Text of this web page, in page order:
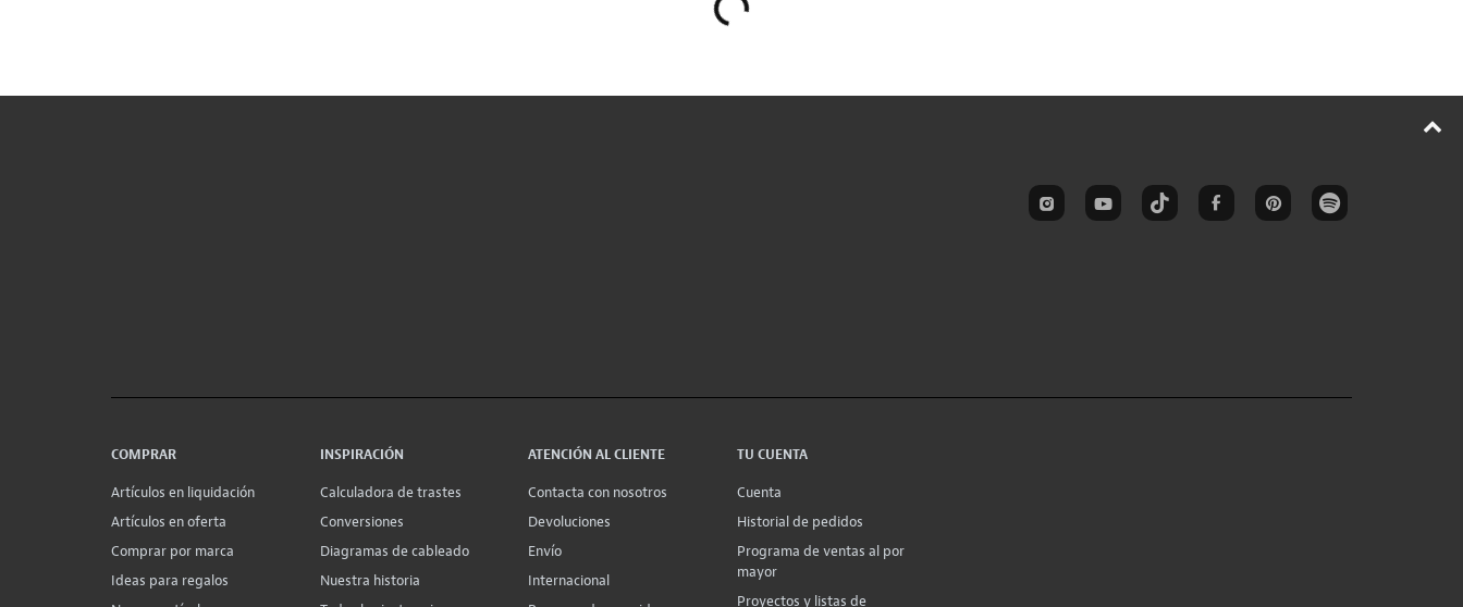
COMPRAR
Artículos en liquidación
Artículos en oferta
Comprar por marca
Ideas para regalos
INSPIRACIÓN
Calculadora de trastes
Conversiones
Diagramas de cableado
Nuestra historia
ATENCIÓN AL CLIENTE
Contacta con nosotros
Devoluciones
Envío
Internacional
TU CUENTA
Cuenta
Historial de pedidos
Programa de ventas al por
mayor
Proyectos y listas de